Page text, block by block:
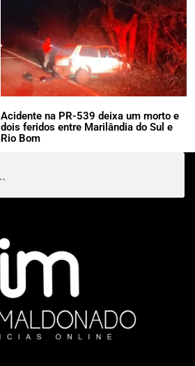
Acidente na PR-539 deixa um morto e
dois feridos entre Marilândia do Sul e
Rio Bom